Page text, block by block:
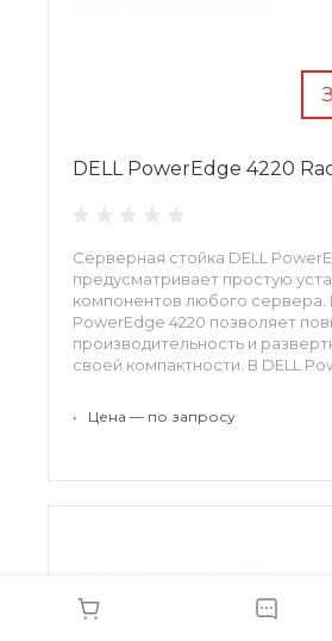
DELL PowerEdge 4220
Серверная стойка DELL
предусматривает простую
компонентов любого
PowerEdge 4220 позволяет
производительность и
своей компактности. В DELL
распределять питание без
• Цена — по запросу